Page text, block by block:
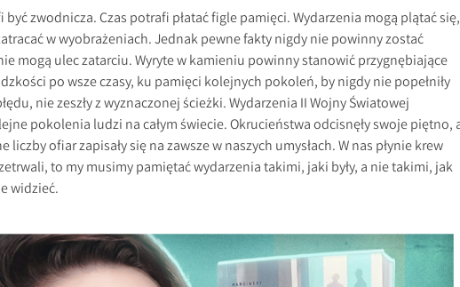
zwodnicza. Czas potrafi płatać figle pamięci. Wydarzenia mogą plątać się,
w wyobrażeniach. Jednak pewne fakty nigdy nie powinny zostać
mogą ulec zatarciu. Wyryte w kamieniu powinny stanowić przygnębiające
po wsze czasy, ku pamięci kolejnych pokoleń, by nigdy nie popełniły
nie zeszły z wyznaczonej ścieżki. Wydarzenia II Wojny Światowej
pokolenia ludzi na całym świecie. Okrucieństwa odcisnęły swoje piętno,
liczby ofiar zapisały się na zawsze w naszych umysłach. W nas płynie krew
to my musimy pamiętać wydarzenia takimi, jaki były, a nie takimi, jak
widzieć.